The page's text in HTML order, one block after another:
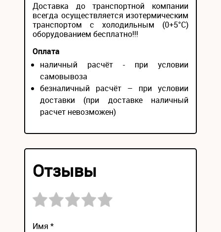
Доставка до транспортной компании
всегда осуществляется изотермическим
транспортом с холодильным (0+5°С)
оборудованием бесплатно!!!
Оплата
наличный расчёт - при условии
самовывоза
безналичный расчёт – при условии
доставки (при доставке наличный
расчет невозможен)
Отзывы
Имя *